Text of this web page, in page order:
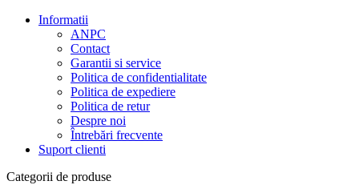
Informatii
ANPC
Contact
Garantii si service
Politica de confidentialitate
Politica de expediere
Politica de retur
Despre noi
Întrebări frecvente
Suport clienti
Categorii de produse